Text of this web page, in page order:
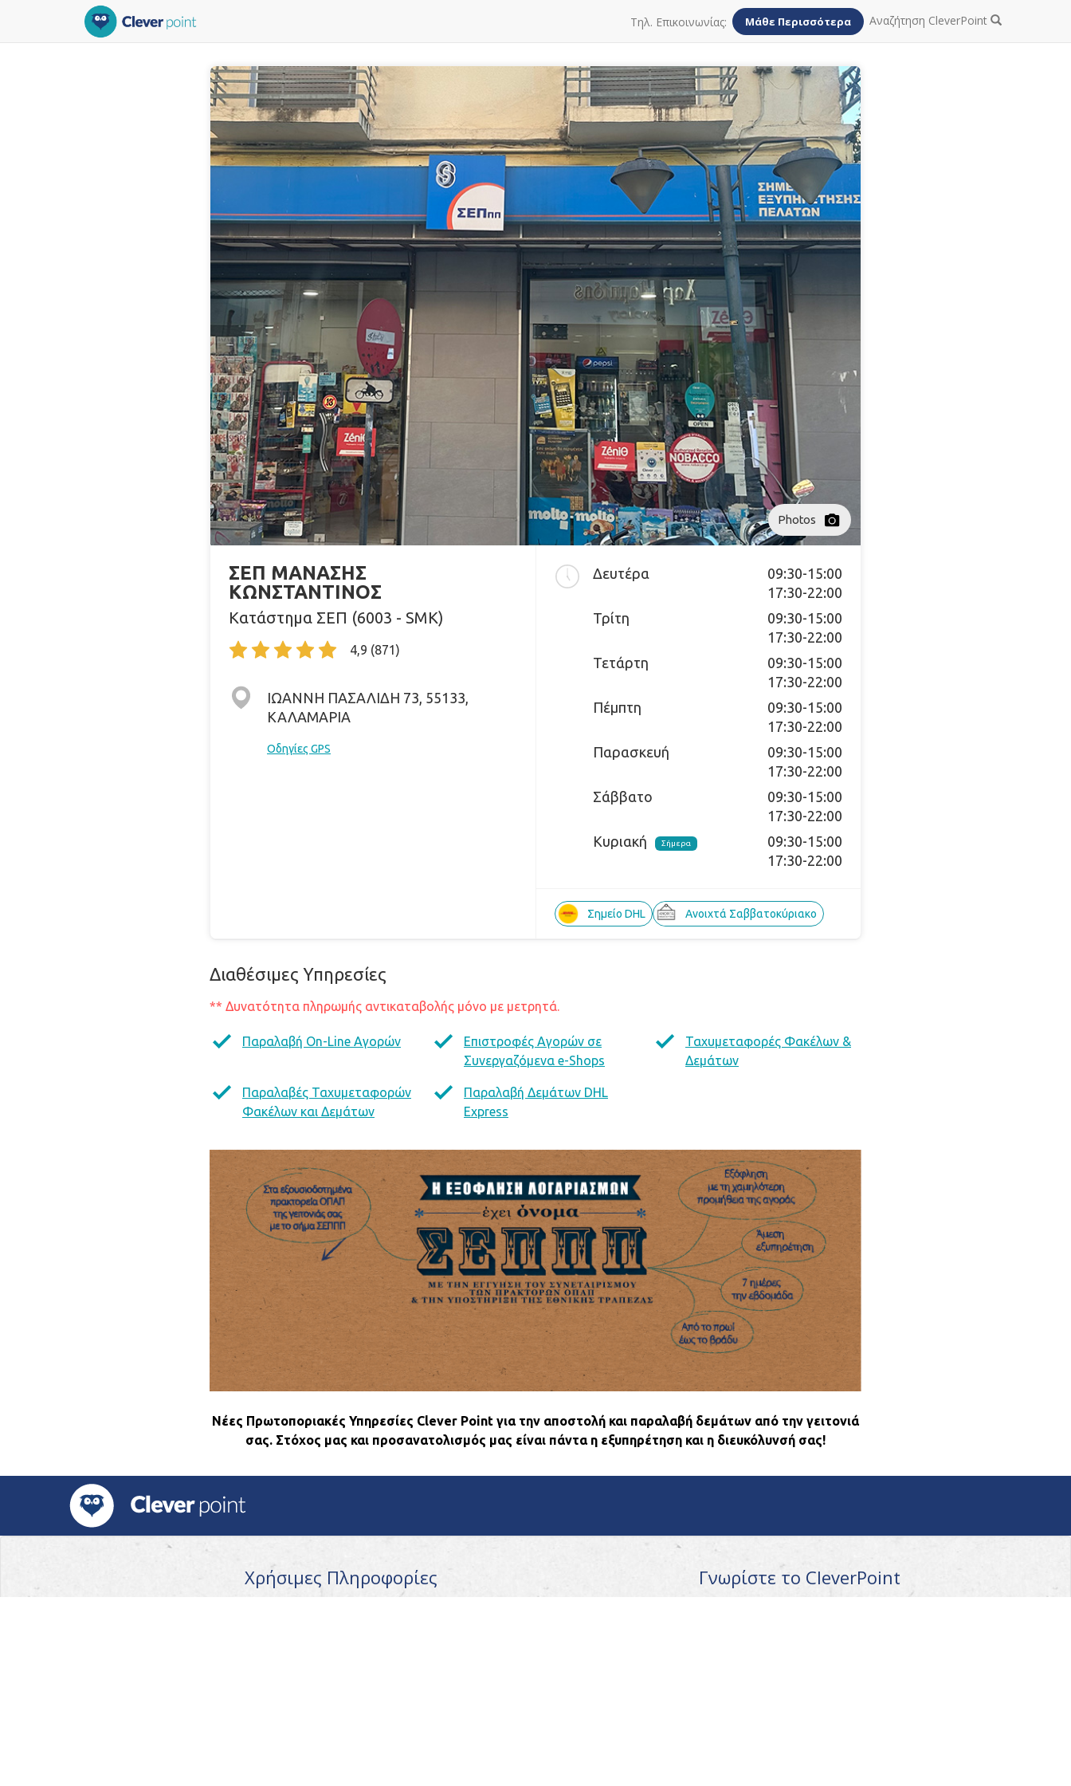
Τηλ. Επικοινωνίας: Μάθε Περισσότερα Αναζήτηση CleverPoint
Photos
ΣΕΠ ΜΑΝΑΣΗΣ
ΚΩΝΣΤΑΝΤΙΝΟΣ
Κατάστημα ΣΕΠ (6003 - SMK)
4,9 (871)
ΙΩΑΝΝΗ ΠΑΣΑΛΙΔΗ 73, 55133,
ΚΑΛΑΜΑΡΙΑ
Οδηγίες GPS
Δευτέρα
09:30-15:00
17:30-22:00
Τρίτη
09:30-15:00
17:30-22:00
Τετάρτη
09:30-15:00
17:30-22:00
Πέμπτη
09:30-15:00
17:30-22:00
Παρασκευή
09:30-15:00
17:30-22:00
Σάββατο
09:30-15:00
17:30-22:00
Κυριακή
Σήμερα
09:30-15:00
17:30-22:00
Σημείο DHL Ανοιχτά Σαββατοκύριακο
Διαθέσιμες Υπηρεσίες
** Δυνατότητα πληρωμής αντικαταβολής μόνο με μετρητά.
Παραλαβή On-Line Αγορών
Επιστροφές Αγορών σε
Συνεργαζόμενα e-Shops
Ταχυμεταφορές Φακέλων &
Δεμάτων
Παραλαβές Ταχυμεταφορών
Φακέλων και Δεμάτων
Παραλαβή Δεμάτων DHL
Express
Νέες Πρωτοποριακές Υπηρεσίες Clever Point για την αποστολή και παραλαβή δεμάτων από την γειτονιά
σας. Στόχος μας και προσανατολισμός μας είναι πάντα η εξυπηρέτηση και η διευκόλυνσή σας!
Χρήσιμες Πληροφορίες Γνωρίστε το CleverPoint